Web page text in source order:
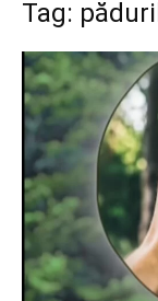
Tag: